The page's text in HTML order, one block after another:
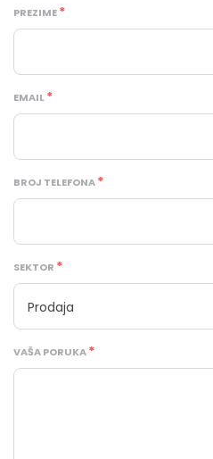
PREZIME
EMAIL
BROJ TELEFONA
SEKTOR
Prodaja
VAŠA PORUKA